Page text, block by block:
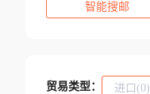
智能搜邮
贸易类型： 进口(0)